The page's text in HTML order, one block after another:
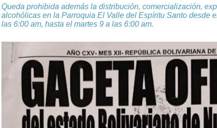
Queda prohibida además la distribución, comercialización,
alcohólicas en la Parroquia El Valle del Espíritu Santo desde
las 6:00 am, hasta el martes 9 a las 6:00 am.